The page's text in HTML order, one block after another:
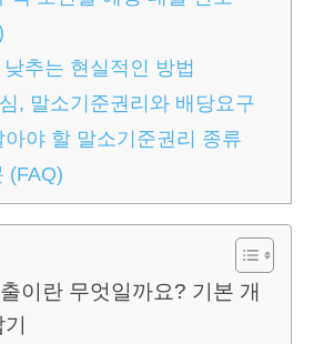
추는 현실적인 방법
, 말소기준권리와 배당요구
아야 할 말소기준권리 종류
(FAQ)
이란 무엇일까요? 기본 개